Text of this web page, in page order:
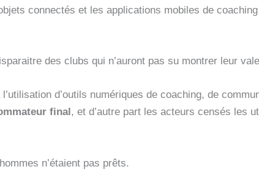
connectés et les applications mobiles de
des clubs qui n’auront pas su montrer leur
d’outils numériques de coaching, de
final , et d’autre part les acteurs censés les
n’étaient pas prêts.